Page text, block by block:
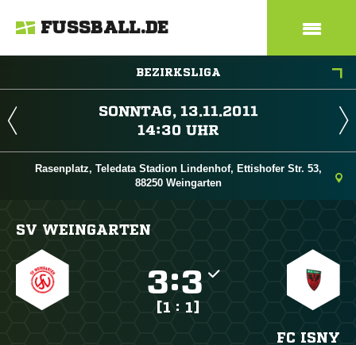
FUSSBALL.DE
BEZIRKSLIGA
 
 
Rasenplatz, Teledata Stadion Lindenhof, Ettishofer Str. 53,
88250 Weingarten
SV WEINGARTEN
:
[1 : 1]
FC ISNY